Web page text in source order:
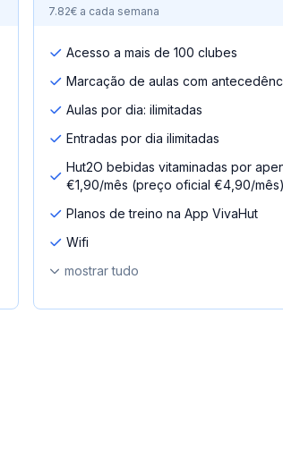
7.82€ a cada semana
Acesso a mais de 100 clubes
Marcação de aulas com
Aulas por dia: ilimitadas
Entradas por dia ilimitadas
Hut2O bebidas vitaminadas por
€1,90/mês (preço oficial €4,90/mês)
Planos de treino na App VivaHut
Wifi
mostrar tudo